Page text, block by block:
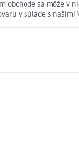
obchode sa môže v
v súlade s našimi